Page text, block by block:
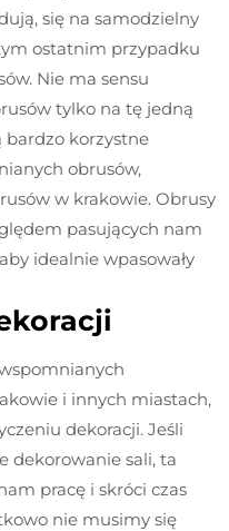
się na samodzielny
ostatnim przypadku
Nie ma sensu
tylko na tę jedną
bardzo korzystne
obrusów,
w krakowie. Obrusy
pasujących nam
idealnie wpasowały
i innych miastach,
dekoracji. Jeśli
dekorowanie sali, ta
pracę i skróci czas
nie musimy się